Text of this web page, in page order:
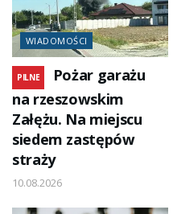
WIADOMOŚCI
PILNE
Pożar garażu
na rzeszowskim
Załężu. Na miejscu
siedem zastępów
straży
10.08.2026